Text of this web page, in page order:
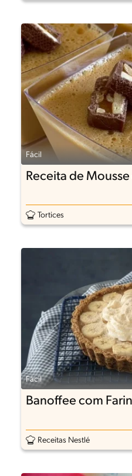
Fácil
Receita de
Tortices
Fácil
Banoffee com
Receitas Nestlé